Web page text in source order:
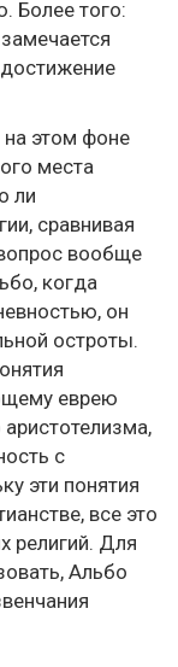
Более того:
на этом фоне
места
ли
сравнивая
вообще
когда
он
остроты.
еврею
с
эти понятия
все это
религий. Для
Альбо